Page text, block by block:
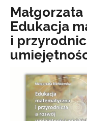
Edukacja
i